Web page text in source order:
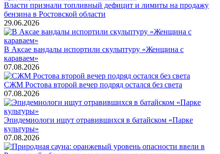
Власти признали топливный дефицит и лимиты на продажу
бензина в Ростовской области
29.06.2026
В Аксае вандалы испортили скульптуру «Женщина с
караваем»
07.08.2026
СЖМ Ростова второй вечер подряд остался без света
07.08.2026
Эпидемиологи ищут отравившихся в батайском «Парке
культуры»
07.08.2026